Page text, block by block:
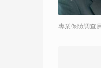
專業保險調查